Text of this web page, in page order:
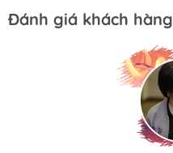
Đánh giá khách hàng